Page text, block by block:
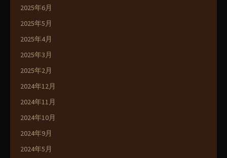
2025年6月
2025年5月
2025年4月
2025年3月
2025年2月
2024年12月
2024年11月
2024年10月
2024年9月
2024年5月